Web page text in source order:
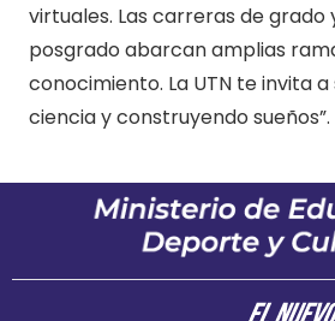
virtuales. Las carreras de
posgrado abarcan amplias
conocimiento. La UTN te invita a
ciencia y construyendo sueños”.